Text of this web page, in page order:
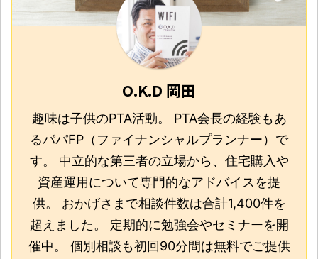
O.K.D 岡田
趣味は子供のPTA活動。 PTA会長の経験もあ
るパパFP（ファイナンシャルプランナー）で
す。 中立的な第三者の立場から、住宅購入や
資産運用について専門的なアドバイスを提
供。 おかげさまで相談件数は合計1,400件を
超えました。 定期的に勉強会やセミナーを開
催中。 個別相談も初回90分間は無料でご提供